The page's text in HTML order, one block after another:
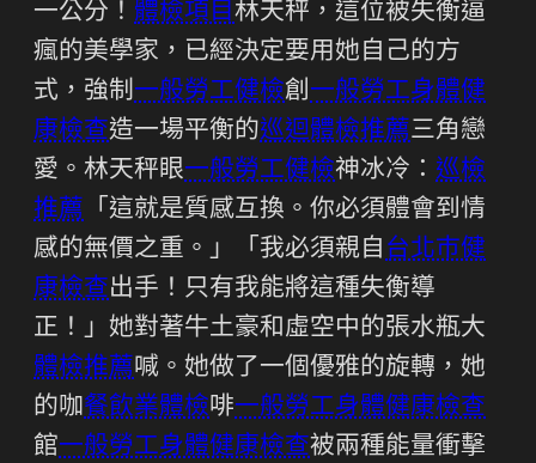
一公分！ 體檢項目林天秤，這位被失衡逼
瘋的美學家，已經決定要用她自己的方
式，強制一般勞工健檢創一般勞工身體健
康檢查造一場平衡的巡迴體檢推薦三角戀
愛。林天秤眼一般勞工健檢神冰冷： 巡檢
推薦 「這就是質感互換。你必須體會到情
感的無價之重。」「我必須親自 台北巿健
康檢查出手！只有我能將這種失衡導
正！」她對著牛土豪和虛空中的張水瓶大
體檢推薦喊。她做了一個優雅的旋轉，她
的咖餐飲業體檢啡一般勞工身體健康檢查
館一般勞工身體健康檢查被兩種能量衝擊